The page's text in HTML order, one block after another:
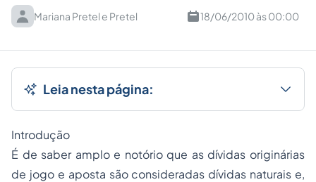
Mariana Pretel e Pretel 18/06/2010 às 00:00
Leia nesta página:
Introdução
É de saber amplo e notório que as dívidas originárias
de jogo e aposta são consideradas dívidas naturais e,